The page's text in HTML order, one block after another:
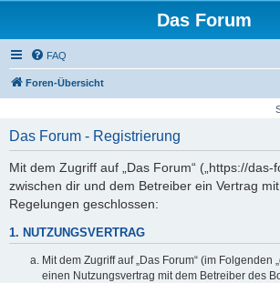
Das Forum
FAQ
Foren-Übersicht
Das Forum - Registrierung
Mit dem Zugriff auf „Das Forum“ („https://das-
zwischen dir und dem Betreiber ein Vertrag
Regelungen geschlossen:
1. NUTZUNGSVERTRAG
Mit dem Zugriff auf „Das Forum“ (im Folgenden
einen Nutzungsvertrag mit dem Betreiber des